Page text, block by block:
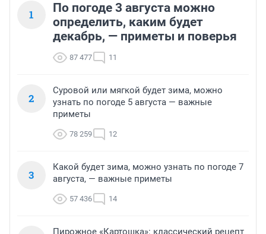
1
По погоде 3 августа можно
определить, каким будет
декабрь, — приметы и поверья
87 477 11
2
Суровой или мягкой будет зима, можно
узнать по погоде 5 августа — важные
приметы
78 259 12
3
Какой будет зима, можно узнать по погоде 7
августа, — важные приметы
57 436 14
Пирожное «Картошка»: классический рецепт